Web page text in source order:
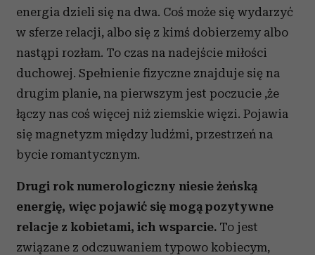
energia dzieli się na dwa. Coś może się wydarzyć
w sferze relacji, albo się z kimś dobierzemy albo
nastąpi rozłam. To czas na nadejście miłości
duchowej. Spełnienie fizyczne znajduje się na
drugim planie, na pierwszym jest poczucie ,że
łączy nas coś więcej niż ziemskie więzi. Pojawia
się magnetyzm między ludźmi, przestrzeń na
bycie romantycznym.
Drugi rok numerologiczny niesie żeńską
energię, więc pojawić się mogą pozytywne
relacje z kobietami, ich wsparcie. To jest
związane z odczuwaniem typowo kobiecym,